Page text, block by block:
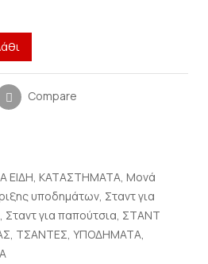
Compare
ΕΙΔΗ, ΚΑΤΑΣΤΗΜΑΤΑ, Μονά
υποδημάτων, Σταντ για
, Σταντ για παπούτσια, ΣΤΑΝΤ
, ΤΣΑΝΤΕΣ, ΥΠΟΔΗΜΑΤΑ,